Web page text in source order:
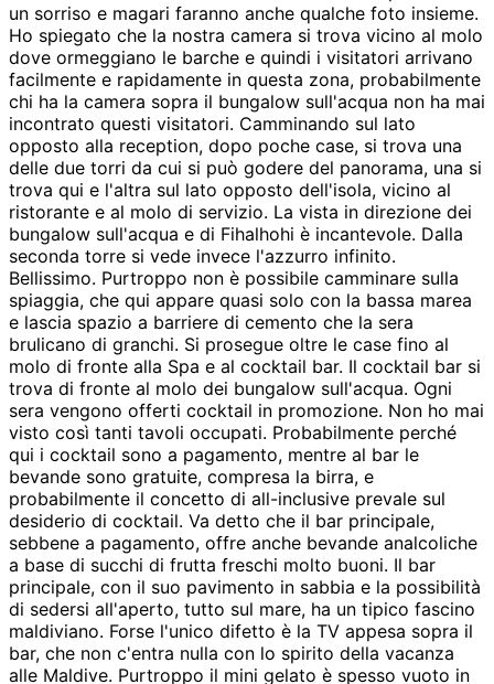
un sorriso e magari faranno anche qualche foto insieme.
Ho spiegato che la nostra camera si trova vicino al molo
dove ormeggiano le barche e quindi i visitatori arrivano
facilmente e rapidamente in questa zona, probabilmente
chi ha la camera sopra il bungalow sull'acqua non ha mai
incontrato questi visitatori. Camminando sul lato
opposto alla reception, dopo poche case, si trova una
delle due torri da cui si può godere del panorama, una si
trova qui e l'altra sul lato opposto dell'isola, vicino al
ristorante e al molo di servizio. La vista in direzione dei
bungalow sull'acqua e di Fihalhohi è incantevole. Dalla
seconda torre si vede invece l'azzurro infinito.
Bellissimo. Purtroppo non è possibile camminare sulla
spiaggia, che qui appare quasi solo con la bassa marea
e lascia spazio a barriere di cemento che la sera
brulicano di granchi. Si prosegue oltre le case fino al
molo di fronte alla Spa e al cocktail bar. Il cocktail bar si
trova di fronte al molo dei bungalow sull'acqua. Ogni
sera vengono offerti cocktail in promozione. Non ho mai
visto così tanti tavoli occupati. Probabilmente perché
qui i cocktail sono a pagamento, mentre al bar le
bevande sono gratuite, compresa la birra, e
probabilmente il concetto di all-inclusive prevale sul
desiderio di cocktail. Va detto che il bar principale,
sebbene a pagamento, offre anche bevande analcoliche
a base di succhi di frutta freschi molto buoni. Il bar
principale, con il suo pavimento in sabbia e la possibilità
di sedersi all'aperto, tutto sul mare, ha un tipico fascino
maldiviano. Forse l'unico difetto è la TV appesa sopra il
bar, che non c'entra nulla con lo spirito della vacanza
alle Maldive. Purtroppo il mini gelato è spesso vuoto in